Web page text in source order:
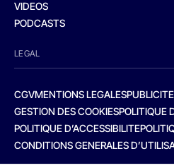
VIDEOS
PODCASTS
LEGAL
CGVMENTIONS LEGALES
GESTION DES COOKIESPOLITIQUE
POLITIQUE D’ACCESSIBILITE
CONDITIONS GENERALES